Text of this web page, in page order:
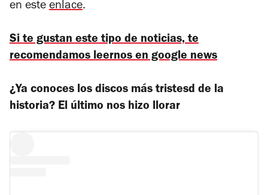
en este enlace.
Si te gustan este tipo de noticias, te
recomendamos leernos en google news
¿Ya conoces los discos más tristesd de la
historia? El último nos hizo llorar